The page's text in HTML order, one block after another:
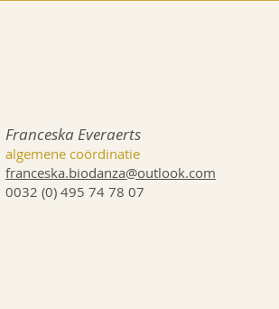
Franceska Everaerts
algemene coördinatie
franceska.biodanza@outlook.com
0032 (0) 495 74 78 07